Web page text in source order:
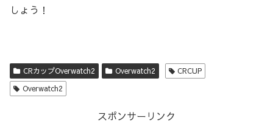
しょう！
CRカップOverwatch2 Overwatch2
CRCUP
Overwatch2
スポンサーリンク